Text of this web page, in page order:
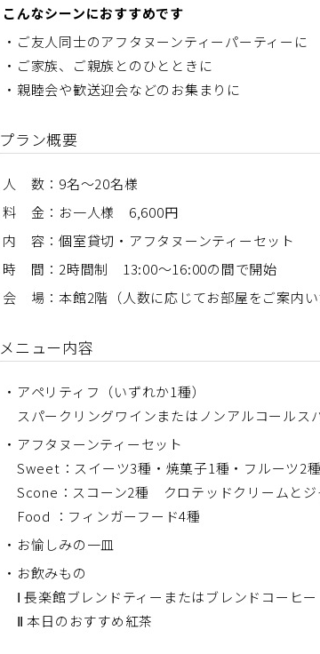
こんなシーンにおすすめです
・ご友人同士のアフタヌーンティーパーティーに
・ご家族、ご親族とのひとときに
・親睦会や歓送迎会などのお集まりに
プラン概要
人 数：9名～20名様
料 金：お一人様 6,600円
内 容：個室貸切・アフタヌーンティーセット
時 間：2時間制 13:00～16:00の間で開始
会 場：本館2階（人数に応じてお部屋をご案内い
メニュー内容
・アペリティフ（いずれか1種）
スパークリングワインまたはノンアルコールス
・アフタヌーンティーセット
Sweet：スイーツ3種・焼菓子1種・フルーツ2種
Scone：スコーン2種 クロテッドクリームとジ
Food ：フィンガーフード4種
・お愉しみの一皿
・お飲みもの
Ⅰ 長楽館ブレンドティーまたはブレンドコーヒー
Ⅱ 本日のおすすめ紅茶